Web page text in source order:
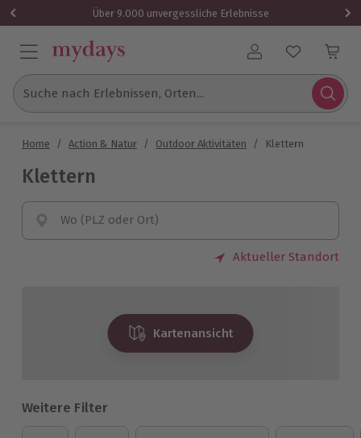
Über 9.000 unvergessliche Erlebnisse
Benutzerkonto
Suche nach Erlebnissen, Orten...
Home / Action & Natur / Outdoor Aktivitäten / Klettern
Klettern
Wo (PLZ oder Ort)
Aktueller Standort
Kartenansicht
Weitere Filter